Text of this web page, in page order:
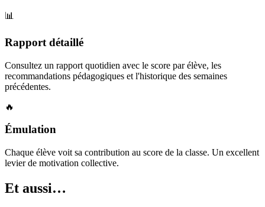
📊
Rapport détaillé
Consultez un rapport quotidien avec le score par élève, les
recommandations pédagogiques et l'historique des semaines
précédentes.
🔥
Émulation
Chaque élève voit sa contribution au score de la classe. Un excellent
levier de motivation collective.
Et aussi…